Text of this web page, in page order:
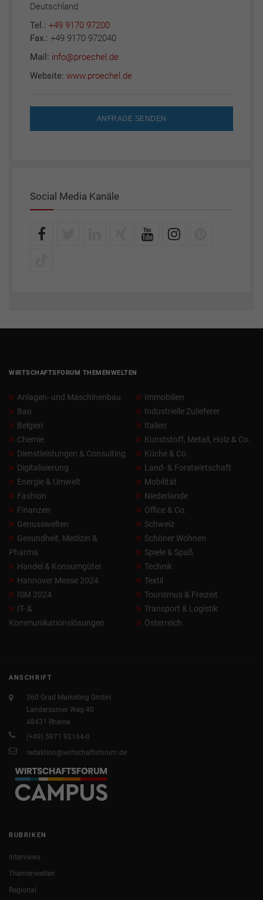
Deutschland
Tel.: +49 9170 97200
Fax.: +49 9170 972040
Mail: info@proechel.de
Website: www.proechel.de
ANFRAGE SENDEN
Social Media Kanäle
WIRTSCHAFTSFORUM THEMENWELTEN
Anlagen- und Maschinenbau
Bau
Belgien
Chemie
Dienstleistungen & Consulting
Digitalisierung
Energie & Umwelt
Fashion
Finanzen
Genusswelten
Gesundheit, Medizin &
Pharma
Handel & Konsumgüter
Hannover Messe 2024
ISM 2024
IT- &
Kommunikationslösungen
Immobilien
Industrielle Zulieferer
Italien
Kunststoff, Metall, Holz & Co.
Küche & Co.
Land- & Forstwirtschaft
Mobilität
Niederlande
Office & Co.
Schweiz
Schöner Wohnen
Spiele & Spaß
Technik
Textil
Tourismus & Freizeit
Transport & Logistik
Österreich
ANSCHRIFT
360 Grad Marketing GmbH
Landersumer Weg 40
48431 Rheine
(+49) 5971 92164-0
redaktion@wirtschaftsforum.de
RUBRIKEN
Interviews
Themenwelten
Regional